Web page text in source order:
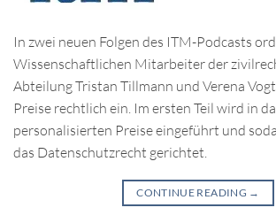
In zwei neuen Folgen des ITM-Podcasts
Wissenschaftlichen Mitarbeiter der
Abteilung Tristan Tillmann und Verena
Preise rechtlich ein. Im ersten Teil wird in
personalisierten Preise eingeführt und
das Datenschutzrecht gerichtet.
CONTINUE READING →